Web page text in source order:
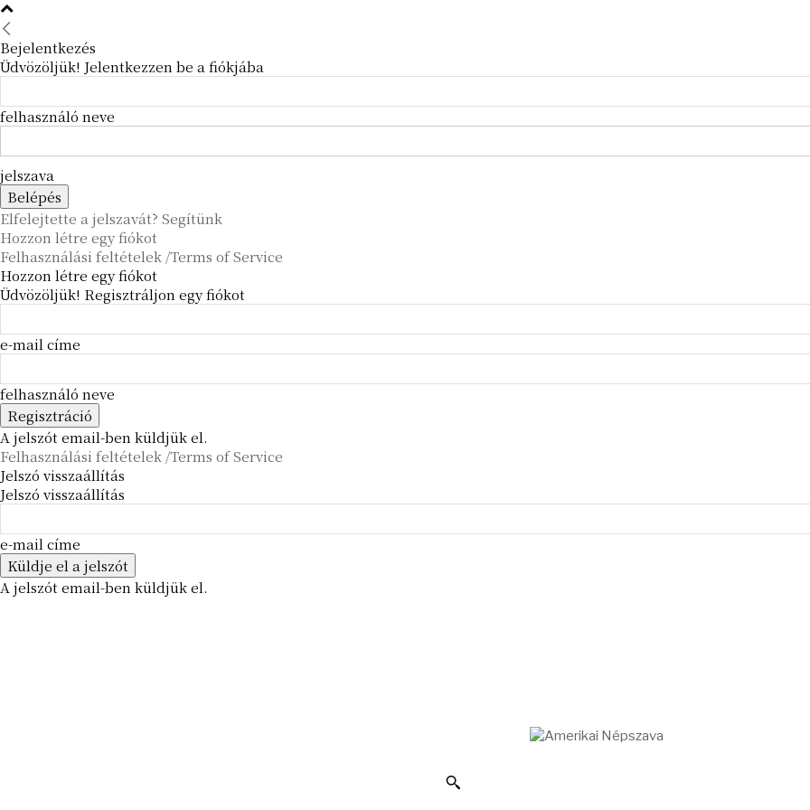
Bejelentkezés
Üdvözöljük! Jelentkezzen be a fiókjába
felhasználó neve
jelszava
Elfelejtette a jelszavát? Segítünk
Hozzon létre egy fiókot
Felhasználási feltételek /Terms of Service
Hozzon létre egy fiókot
Üdvözöljük! Regisztráljon egy fiókot
e-mail címe
felhasználó neve
A jelszót email-ben küldjük el.
Felhasználási feltételek /Terms of Service
Jelszó visszaállítás
Jelszó visszaállítás
e-mail címe
A jelszót email-ben küldjük el.